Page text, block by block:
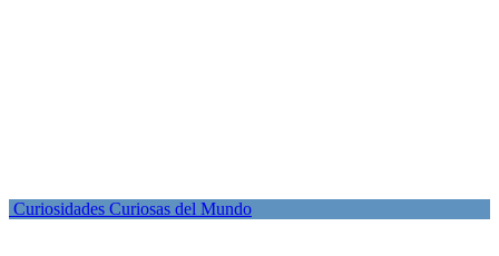
Curiosidades Curiosas del Mundo